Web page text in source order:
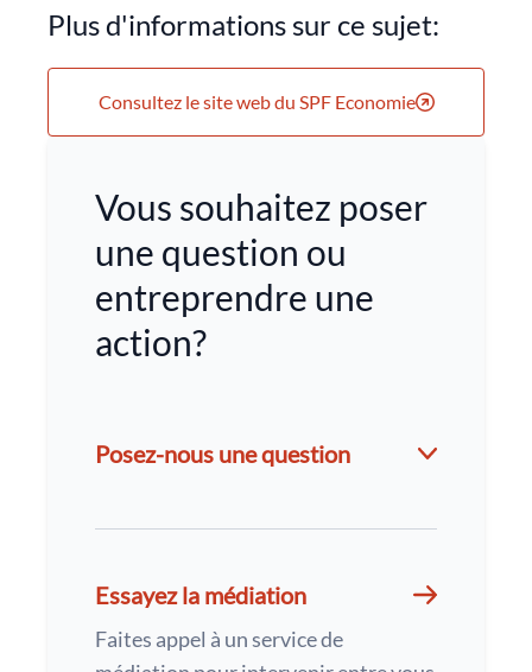
Plus d'informations sur ce sujet:
Consultez le site web du SPF Economie
Vous souhaitez poser
une question ou
entreprendre une
action?
Posez-nous une question
Essayez la médiation
Faites appel à un service de